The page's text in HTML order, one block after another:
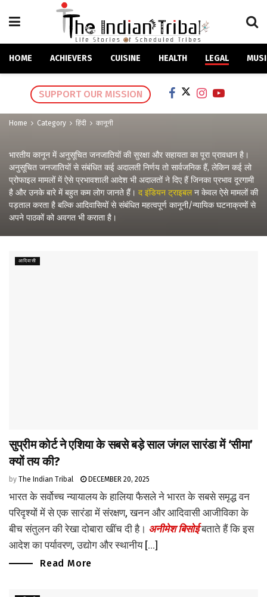
HOME ACHIEVERS CUISINE HEALTH LEGAL
SUPPORT OUR MISSION
Home Category हिंदी कानूनी
भारतीय कानून में अनुसूचित जनजातियों की सुरक्षा और सहायता का पूरा प्रावधान है।
अनुसूचित जनजातियों से संबंधित कई अदालती निर्णय तो सार्वजनिक हैं, लेकिन कई लो
प्रोफाइल मामलों में ऐसे प्रभावशाली आदेश भी अदालतों ने दिए हैं जिनका प्रभाव दूरगामी
है और उनके बारे में बहुत कम लोग जानते हैं। द इंडियन ट्राइबलन केवल ऐसे मामलों की
पड़ताल करता है बल्कि आदिवासियों से संबंधित महत्वपूर्ण कानूनी/न्यायिक घटनाक्रमों से
अपने पाठकों को अवगत भी कराता है।
आदिवासी
सुप्रीम कोर्ट ने एशिया के सबसे बड़े साल जंगल सारंडा में ‘सीमा’
क्यों तय की?
by The Indian Tribal DECEMBER 20, 2025
भारत के सर्वोच्च न्यायालय के हालिया फैसले ने भारत के सबसे समृद्ध वन
परिदृश्यों में से एक सारंडा में संरक्षण, खनन और आदिवासी आजीविका के
बीच संतुलन की रेखा दोबारा खींच दी है। अनीमेश बिसोईबताते हैं कि इस
आदेश का पर्यावरण, उद्योग और स्थानीय [...]
Read More